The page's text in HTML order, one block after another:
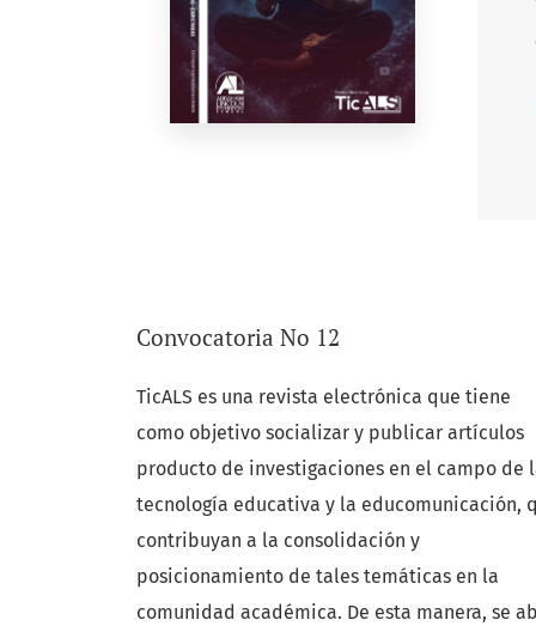
Convocatoria No 12
TicALS es una revista electrónica que tiene
como objetivo socializar y publicar artículos
producto de investigaciones en el campo de
tecnología educativa y la educomunicación,
contribuyan a la consolidación y
posicionamiento de tales temáticas en la
comunidad académica. De esta manera, se